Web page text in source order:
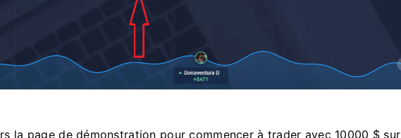
la page de démonstration pour commencer à trader avec 10000 $ sur